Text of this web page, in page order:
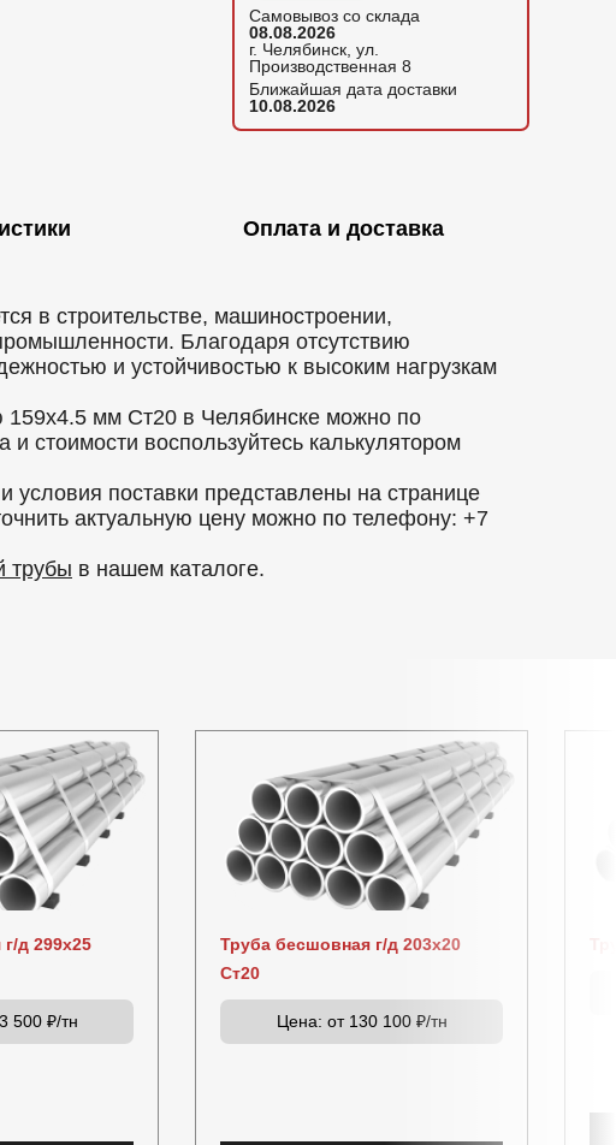
Самовывоз со склада
08.08.2026
г. Челябинск, ул.
Производственная 8
Ближайшая дата доставки
10.08.2026
Оплата и доставка
в строительстве, машиностроении,
Благодаря отсутствию
и устойчивостью к высоким нагрузкам
мм Ст20 в Челябинске можно по
стоимости воспользуйтесь калькулятором
условия поставки представлены на странице
актуальную цену можно по телефону: +7
трубы в нашем каталоге.
д 299х25
500 ₽/тн
Труба бесшовная г/д 203х20
Ст20
Цена: от 130 100 ₽/тн